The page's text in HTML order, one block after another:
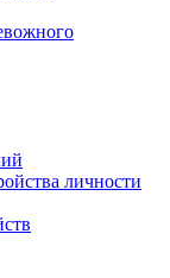
личности